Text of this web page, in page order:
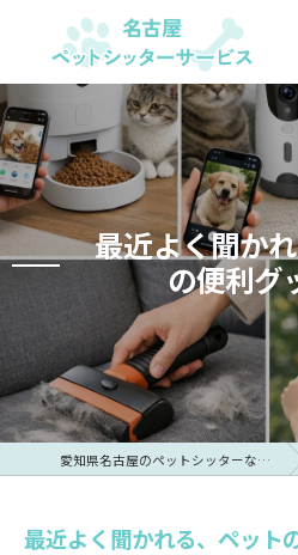
最近よく聞か
の便利グ
愛知県名古屋のペットシッターなら名古屋ペットシッターサービス
最近よく聞かれる、ペット